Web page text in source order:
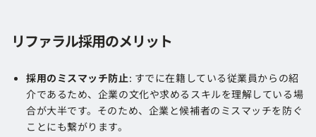
リファラル採用のメリット
採用のミスマッチ防止: すでに在籍している従業員からの紹
介であるため、企業の文化や求めるスキルを理解している場
合が大半です。そのため、企業と候補者のミスマッチを防ぐ
ことにも繋がります。